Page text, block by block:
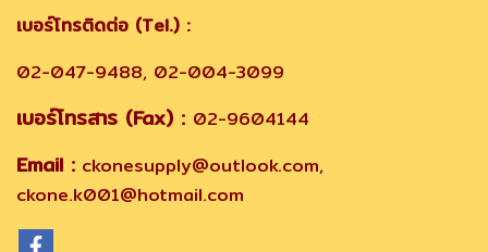
เบอร์โทรติดต่อ (Tel.) :
02-047-9488, 02-004-3099
เบอร์โทรสาร (Fax) : 02-9604144
Email : ckonesupply@outlook.com,
ckone.k001@hotmail.com